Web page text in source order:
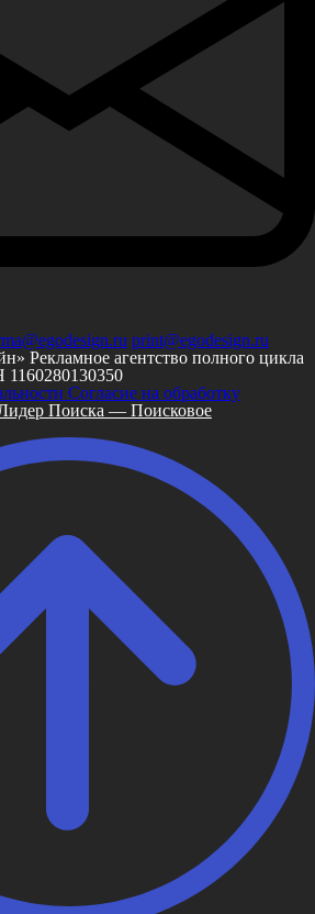
print@egodesign.ru
Рекламное агентство полного цикла
Согласие на обработку
Поиска — Поисковое